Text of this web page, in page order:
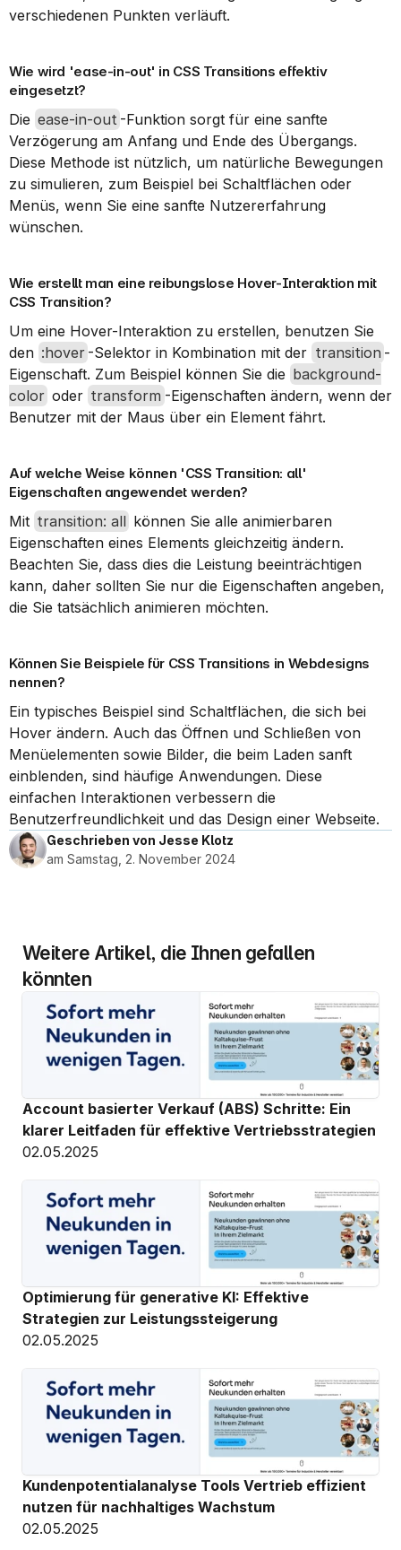
verschiedenen Punkten verläuft.
Wie wird 'ease-in-out' in CSS Transitions effektiv
eingesetzt?
Die ease-in-out -Funktion sorgt für eine sanfte
Verzögerung am Anfang und Ende des Übergangs.
Diese Methode ist nützlich, um natürliche Bewegungen
zu simulieren, zum Beispiel bei Schaltflächen oder
Menüs, wenn Sie eine sanfte Nutzererfahrung
wünschen.
Wie erstellt man eine reibungslose Hover-Interaktion mit
CSS Transition?
Um eine Hover-Interaktion zu erstellen, benutzen Sie
den :hover -Selektor in Kombination mit der transition -
Eigenschaft. Zum Beispiel können Sie die background-
color oder transform -Eigenschaften ändern, wenn der
Benutzer mit der Maus über ein Element fährt.
Auf welche Weise können 'CSS Transition: all'
Eigenschaften angewendet werden?
Mit transition: all können Sie alle animierbaren
Eigenschaften eines Elements gleichzeitig ändern.
Beachten Sie, dass dies die Leistung beeinträchtigen
kann, daher sollten Sie nur die Eigenschaften angeben,
die Sie tatsächlich animieren möchten.
Können Sie Beispiele für CSS Transitions in Webdesigns
nennen?
Ein typisches Beispiel sind Schaltflächen, die sich bei
Hover ändern. Auch das Öffnen und Schließen von
Menüelementen sowie Bilder, die beim Laden sanft
einblenden, sind häufige Anwendungen. Diese
einfachen Interaktionen verbessern die
Benutzerfreundlichkeit und das Design einer Webseite.
Geschrieben von Jesse Klotz
am Samstag, 2. November 2024
Weitere Artikel, die Ihnen gefallen
könnten
Account basierter Verkauf (ABS) Schritte: Ein
klarer Leitfaden für effektive Vertriebsstrategien
02.05.2025
Optimierung für generative KI: Effektive
Strategien zur Leistungssteigerung
02.05.2025
Kundenpotentialanalyse Tools Vertrieb effizient
nutzen für nachhaltiges Wachstum
02.05.2025